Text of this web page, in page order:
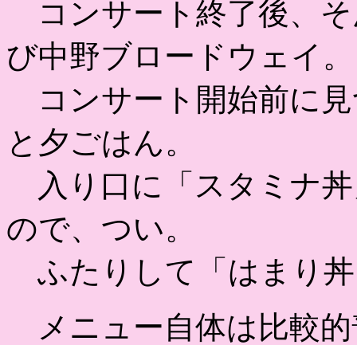
コンサート終了後、
び中野ブロードウェイ。
コンサート開始前に
と夕ごはん。
入り口に「スタミナ
ので、つい。
ふたりして「はまり
メニュー自体は比較